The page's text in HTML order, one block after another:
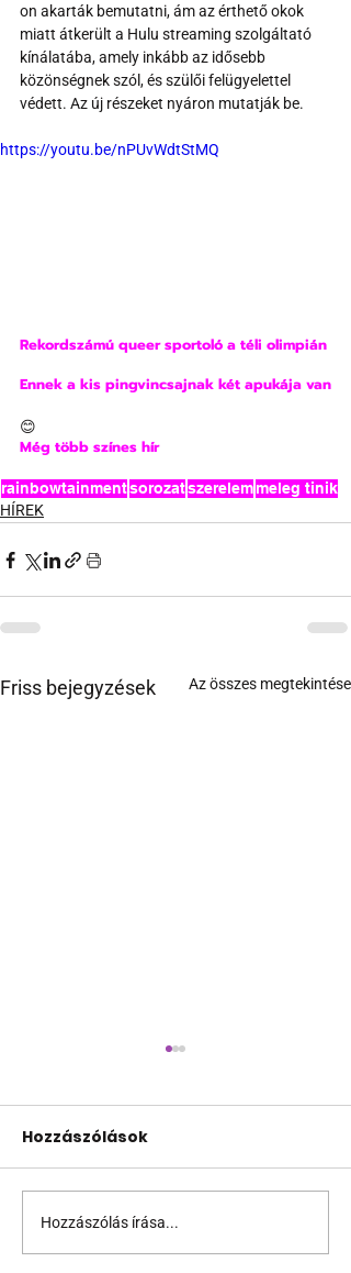
on akarták bemutatni, ám az érthető okok
miatt átkerült a Hulu streaming szolgáltató
kínálatába, amely inkább az idősebb
közönségnek szól, és szülői felügyelettel
védett. Az új részeket nyáron mutatják be.
https://youtu.be/nPUvWdtStMQ
Rekordszámú queer sportoló a téli olimpián
Ennek a kis pingvincsajnak két apukája van
😊
Még több színes hír
rainbowtainmentsorozatszerelemmeleg tinik
HÍREK
Friss bejegyzések Az összes megtekintése
A melegpropaganda
szexi, főleg ha orosz
Hozzászólások
Hozzászólás írása...